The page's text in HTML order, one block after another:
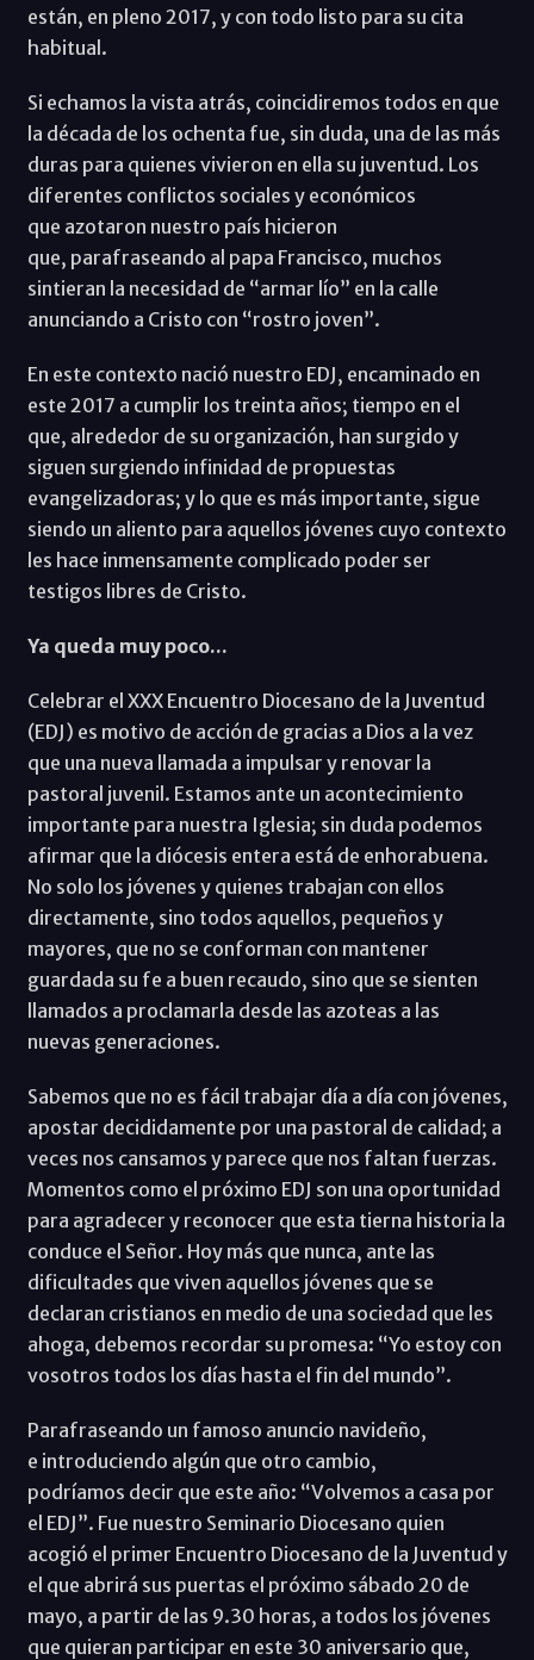
están, en pleno 2017, y con todo listo para su cita
habitual.
Si echamos la vista atrás, coincidiremos todos en que
la década de los ochenta fue, sin duda, una de las más
duras para quienes vivieron en ella su juventud. Los
diferentes conflictos sociales y económicos
que azotaron nuestro país hicieron
que, parafraseando al papa Francisco, muchos
sintieran la necesidad de “armar lío” en la calle
anunciando a Cristo con “rostro joven”.
En este contexto nació nuestro EDJ, encaminado en
este 2017 a cumplir los treinta años; tiempo en el
que, alrededor de su organización, han surgido y
siguen surgiendo infinidad de propuestas
evangelizadoras; y lo que es más importante, sigue
siendo un aliento para aquellos jóvenes cuyo contexto
les hace inmensamente complicado poder ser
testigos libres de Cristo.
Ya queda muy poco...
Celebrar el XXX Encuentro Diocesano de la Juventud
(EDJ) es motivo de acción de gracias a Dios a la vez
que una nueva llamada a impulsar y renovar la
pastoral juvenil. Estamos ante un acontecimiento
importante para nuestra Iglesia; sin duda podemos
afirmar que la diócesis entera está de enhorabuena.
No solo los jóvenes y quienes trabajan con ellos
directamente, sino todos aquellos, pequeños y
mayores, que no se conforman con mantener
guardada su fe a buen recaudo, sino que se sienten
llamados a proclamarla desde las azoteas a las
nuevas generaciones.
Sabemos que no es fácil trabajar día a día con jóvenes,
apostar decididamente por una pastoral de calidad; a
veces nos cansamos y parece que nos faltan fuerzas.
Momentos como el próximo EDJ son una oportunidad
para agradecer y reconocer que esta tierna historia la
conduce el Señor. Hoy más que nunca, ante las
dificultades que viven aquellos jóvenes que se
declaran cristianos en medio de una sociedad que les
ahoga, debemos recordar su promesa: “Yo estoy con
vosotros todos los días hasta el fin del mundo”.
Parafraseando un famoso anuncio navideño,
e introduciendo algún que otro cambio,
podríamos decir que este año: “Volvemos a casa por
el EDJ”. Fue nuestro Seminario Diocesano quien
acogió el primer Encuentro Diocesano de la Juventud y
el que abrirá sus puertas el próximo sábado 20 de
mayo, a partir de las 9.30 horas, a todos los jóvenes
que quieran participar en este 30 aniversario que,